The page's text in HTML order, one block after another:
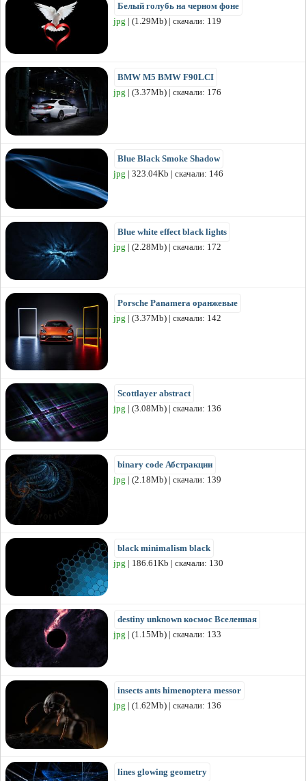
Белый голубь на черном фоне
jpg | (1.29Mb) | скачали: 119
BMW M5 BMW F90LCI
jpg | (3.37Mb) | скачали: 176
Blue Black Smoke Shadow
jpg | 323.04Kb | скачали: 146
Blue white effect black lights
jpg | (2.28Mb) | скачали: 172
Porsche Panamera оранжевые
jpg | (3.37Mb) | скачали: 142
Scottlayer abstract
jpg | (3.08Mb) | скачали: 136
binary code Абстракции
jpg | (2.18Mb) | скачали: 139
black minimalism black
jpg | 186.61Kb | скачали: 130
destiny unknown космос Вселенная
jpg | (1.15Mb) | скачали: 133
insects ants himenoptera messor
jpg | (1.62Mb) | скачали: 136
lines glowing geometry